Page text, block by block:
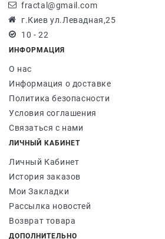
fractal@gmail.com
г.Киев ул.Левадная,25
10 - 22
ИНФОРМАЦИЯ
О нас
Информация о доставке
Политика безопасности
Условия соглашения
Связаться с нами
ЛИЧНЫЙ КАБИНЕТ
Личный Кабинет
История заказов
Мои Закладки
Рассылка новостей
Возврат товара
ДОПОЛНИТЕЛЬНО